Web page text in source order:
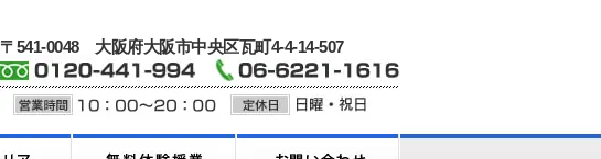
〒541-0048 大阪府大阪市中央区瓦町4-4-14-507